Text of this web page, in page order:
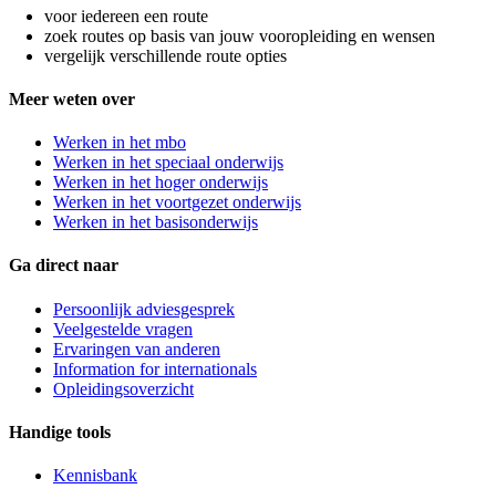
voor iedereen een route
zoek routes op basis van jouw vooropleiding en wensen
vergelijk verschillende route opties
Meer weten over
Werken in het mbo
Werken in het speciaal onderwijs
Werken in het hoger onderwijs
Werken in het voortgezet onderwijs
Werken in het basisonderwijs
Ga direct naar
Persoonlijk adviesgesprek
Veelgestelde vragen
Ervaringen van anderen
Information for internationals
Opleidingsoverzicht
Handige tools
Kennisbank